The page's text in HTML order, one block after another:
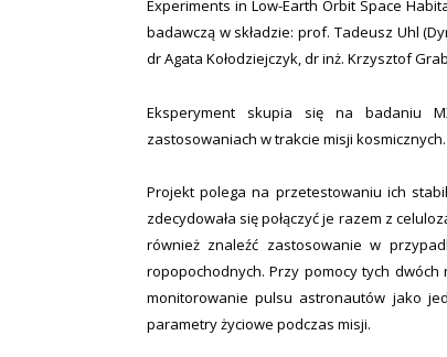
Experiments in Low-Earth Orbit Space
badawczą w składzie: prof. Tadeusz Uhl
dr Agata Kołodziejczyk, dr inż. Krzysztof
Eksperyment skupia się na badaniu
zastosowaniach w trakcie misji kosmicznych.
Projekt polega na przetestowaniu ich
zdecydowała się połączyć je razem z
również znaleźć zastosowanie w
ropopochodnych. Przy pomocy tych
monitorowanie pulsu astronautów jako
parametry życiowe podczas misji.